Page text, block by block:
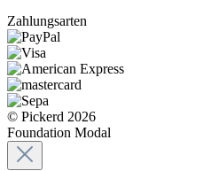
Zahlungsarten
© Pickerd 2026
Foundation Modal